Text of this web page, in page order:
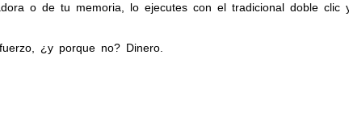
o de tu memoria, lo ejecutes con el tradicional doble clic
¿y porque no? Dinero.